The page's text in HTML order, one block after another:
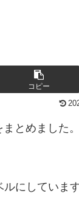
コピー
とめました。
にしていま